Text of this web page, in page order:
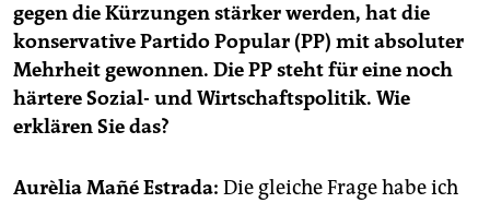
abo
genossenschaft
epaper login
gegen die Kürzungen stärker werden, hat die
konservative Partido Popular (PP) mit absoluter
Mehrheit gewonnen. Die PP steht für eine noch
härtere Sozial- und Wirtschaftspolitik. Wie
erklären Sie das?
Aurèlia Mañé Estrada: Die gleiche Frage habe ich